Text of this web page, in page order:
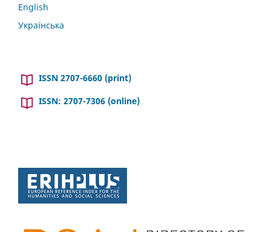
English
Українська
ISSN 2707-6660 (print)
ISSN: 2707-7306 (online)